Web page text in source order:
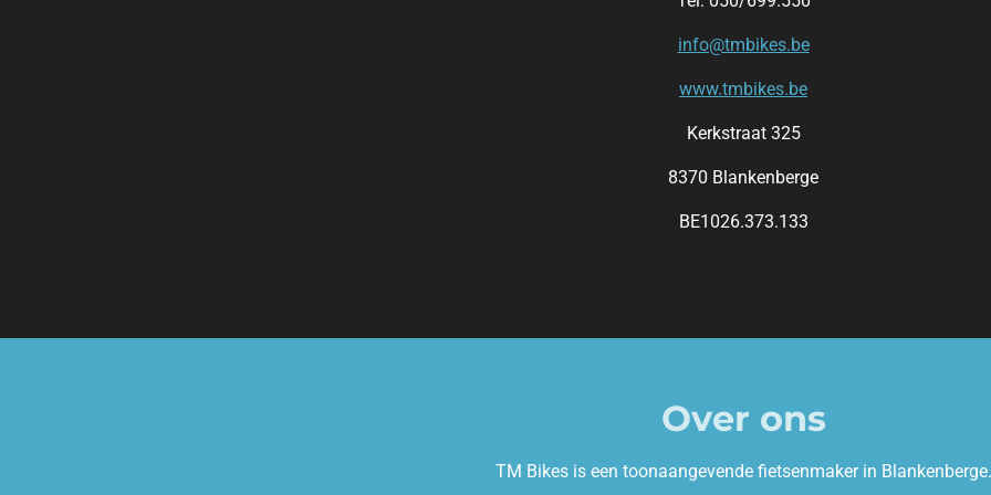
info@tmbikes.be
www.tmbikes.be
Kerkstraat 325
8370 Blankenberge
BE1026.373.133
Over ons
TM Bikes is een toonaangevende fietsenmaker in Blankenberge.